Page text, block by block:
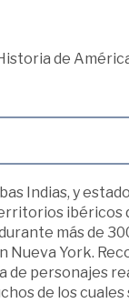
de
Indias, y
ibéricos
más de
Nueva York.
de personajes
de los